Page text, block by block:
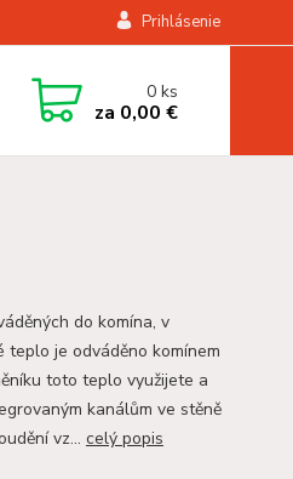
Prihlásenie
0ks
za 0,00 €
do komína, v
teplo je odváděno komínem
toto teplo využijete a
kanálům ve stěně
vz... celý popis